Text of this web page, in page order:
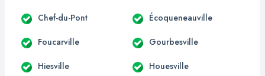
Chef-du-Pont Écoqueneauville
Foucarville Gourbesville
Hiesville Houesville